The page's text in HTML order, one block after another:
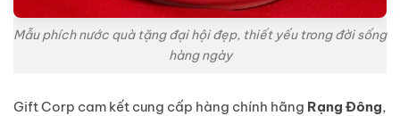
Mẫu phích nước quà tặng đại hội đẹp, thiết yếu trong đời sống
hàng ngày
Gift Corp cam kết cung cấp hàng chính hãng Rạng Đông,